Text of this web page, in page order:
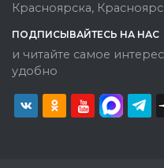
Красноярска,
ПОДПИСЫВАЙТЕСЬ НА НАС
и читайте самое
удобно